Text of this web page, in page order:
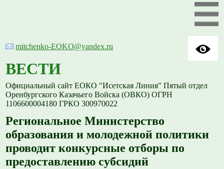
mitchenko-EOKO@yandex.ru
ВЕСТИ
Официальный сайт ЕОКО "Исетская Линия" Пятый отдел
Оренбургского Казачьего Войска (ОВКО) ОГРН
1106600004180 ГРКО 300970022
Региональное Министерство
образования и молодежной политики
проводит конкурсные отборы по
предоставлению субсидий